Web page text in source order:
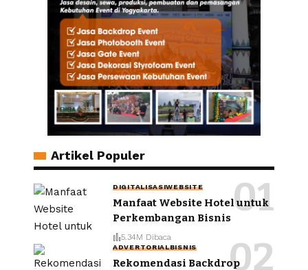
Artikel Populer
DIGITALISASIWEBSITE
Manfaat Website Hotel untuk
Perkembangan Bisnis
5.34M Dibaca
ADVERTORIALBISNIS
Rekomendasi Backdrop